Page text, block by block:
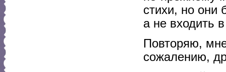
стихи, но они
а не входить
Повторяю,
сожалению,